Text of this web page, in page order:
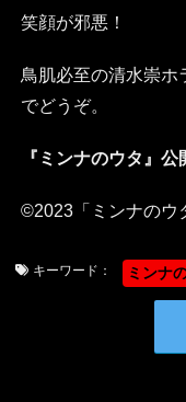
笑顔が邪悪！
鳥肌必至の清水崇ホ
でどうぞ。
『ミンナのウタ』公
©2023「ミンナのウ
キーワード： ミンナ